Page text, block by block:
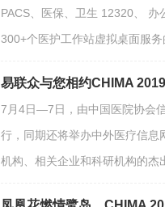
PACS、医保、卫生 12320、
300+个医护工作站虚拟桌面服
易联众与您相约CHIMA
7月4日—7日，由中国医院协会
行，同期还将举办中外医疗信息
机构、相关企业和科研机构的杰